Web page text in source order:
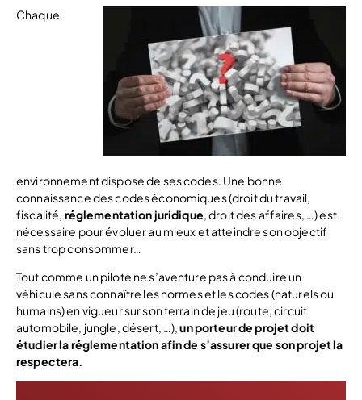
Chaque
environnement dispose de ses codes. Une bonne
connaissance des codes économiques (droit du travail,
fiscalité, réglementation juridique, droit des affaires, …) est
nécessaire pour évoluer au mieux et atteindre son objectif
sans trop consommer…
Tout comme un pilote ne s’aventure pas à conduire un
véhicule sans connaître les normes et les codes (naturels ou
humains) en vigueur sur son terrain de jeu (route, circuit
automobile, jungle, désert, …),un porteur de projet doit
étudier la réglementation afin de s’assurer que son projet la
respectera.